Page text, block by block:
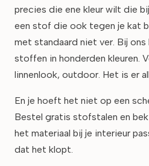
precies die ene kleur wilt die
een stof die ook tegen je kat
met standaard niet ver. Bij
stoffen in honderden kleuren.
linnenlook, outdoor. Het is er
En je hoeft het niet op een
Bestel gratis stofstalen en
het materiaal bij je interieur
dat het klopt.